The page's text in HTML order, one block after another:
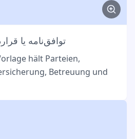
توافق‌نامه یا
hält Parteien,
Betreuung und